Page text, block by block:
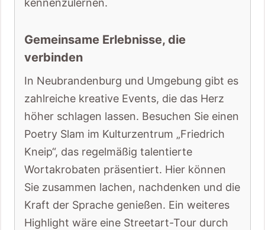
kennenzulernen.
Gemeinsame Erlebnisse, die
verbinden
In Neubrandenburg und Umgebung gibt es
zahlreiche kreative Events, die das Herz
höher schlagen lassen. Besuchen Sie einen
Poetry Slam im Kulturzentrum „Friedrich
Kneip“, das regelmäßig talentierte
Wortakrobaten präsentiert. Hier können
Sie zusammen lachen, nachdenken und die
Kraft der Sprache genießen. Ein weiteres
Highlight wäre eine Streetart-Tour durch